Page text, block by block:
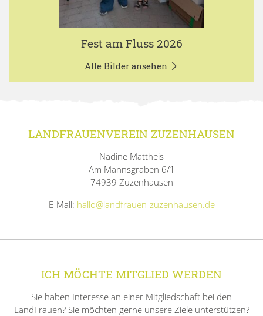
Fest am Fluss 2026
Alle Bilder ansehen
LANDFRAUENVEREIN ZUZENHAUSEN
Nadine Mattheis
Am Mannsgraben 6/1
74939 Zuzenhausen
E-Mail: hallo@landfrauen-zuzenhausen.de
ICH MÖCHTE MITGLIED WERDEN
Sie haben Interesse an einer Mitgliedschaft bei den
LandFrauen? Sie möchten gerne unsere Ziele unterstützen?